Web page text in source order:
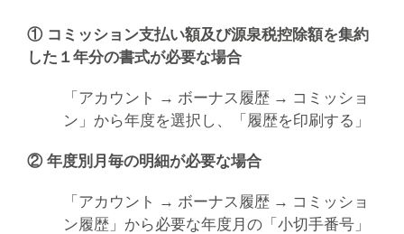
① コミッション支払い額及び源泉税控除額を集約
した１年分の書式が必要な場合
「アカウント → ボーナス履歴 → コミッショ
ン」から年度を選択し、「履歴を印刷する」
② 年度別月毎の明細が必要な場合
「アカウント → ボーナス履歴 → コミッショ
ン履歴」から必要な年度月の「小切手番号」